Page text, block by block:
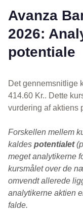
Avanza
2026:
potentiale
Det gennemsnitlige
414.60 Kr.. Dette
vurdering af aktiens
Forskellen mellem
kaldes potentialet
meget analytikerne
kursmålet over de
omvendt allerede
analytikerne aktien
falde.